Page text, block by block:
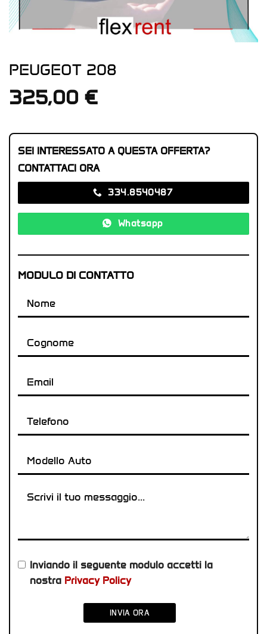
PEUGEOT 208
325,00 €
SEI INTERESSATO A QUESTA OFFERTA?
CONTATTACI ORA
334.8540487‬
Whatsapp
MODULO DI CONTATTO
Inviando il seguente modulo accetti la
nostra Privacy Policy
INVIA ORA